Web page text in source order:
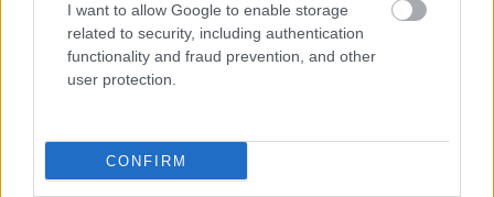
I want to allow Google to enable storage
related to security, including authentication
functionality and fraud prevention, and other
user protection.
CONFIRM
MANCHESTER UNITED
A VEZETŐSÉG RATCLIFFE-